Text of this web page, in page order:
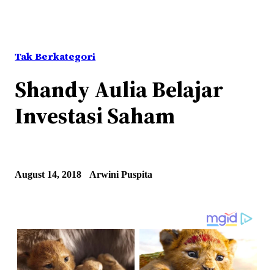
Tak Berkategori
Shandy Aulia Belajar
Investasi Saham
August 14, 2018 Arwini Puspita